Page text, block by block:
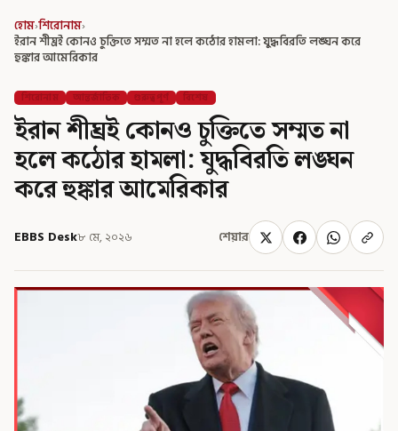
হোম›শিরোনাম›
ইরান শীঘ্রই কোনও চুক্তিতে সম্মত না হলে কঠোর হামলা: যুদ্ধবিরতি লঙ্ঘন করে
হুঙ্কার আমেরিকার
শিরোনাম আন্তর্জাতিক গুরুত্বপূর্ণ বিশেষ
ইরান শীঘ্রই কোনও চুক্তিতে সম্মত না
হলে কঠোর হামলা: যুদ্ধবিরতি লঙ্ঘন
করে হুঙ্কার আমেরিকার
EBBS Desk৮ মে, ২০২৬ শেয়ার